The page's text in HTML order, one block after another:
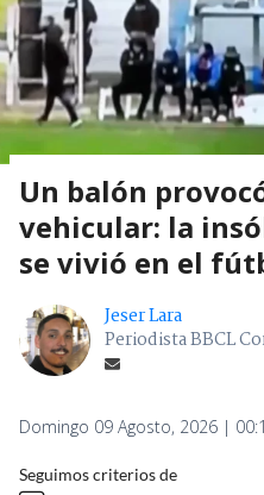
Un balón
vehicular: la
se vivió en el
Jeser Lara
Periodista BBCL
Domingo 09 Agosto, 2026 |
Seguimos criterios de